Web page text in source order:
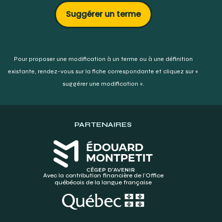
Suggérer un terme
Pour proposer une modification à un terme ou à une définition
existante, rendez-vous sur la fiche correspondante et cliquez sur «
suggérer une modification ».
PARTENAIRES
Avec la contribution financière de l’Office
québécois de la langue française